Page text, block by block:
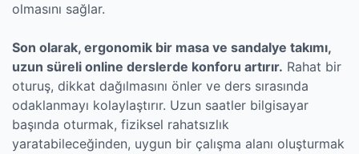
olmasını sağlar.
Son olarak, ergonomik bir masa ve sandalye takımı,
uzun süreli online derslerde konforu artırır. Rahat bir
oturuş, dikkat dağılmasını önler ve ders sırasında
odaklanmayı kolaylaştırır. Uzun saatler bilgisayar
başında oturmak, fiziksel rahatsızlık
yaratabileceğinden, uygun bir çalışma alanı oluşturmak